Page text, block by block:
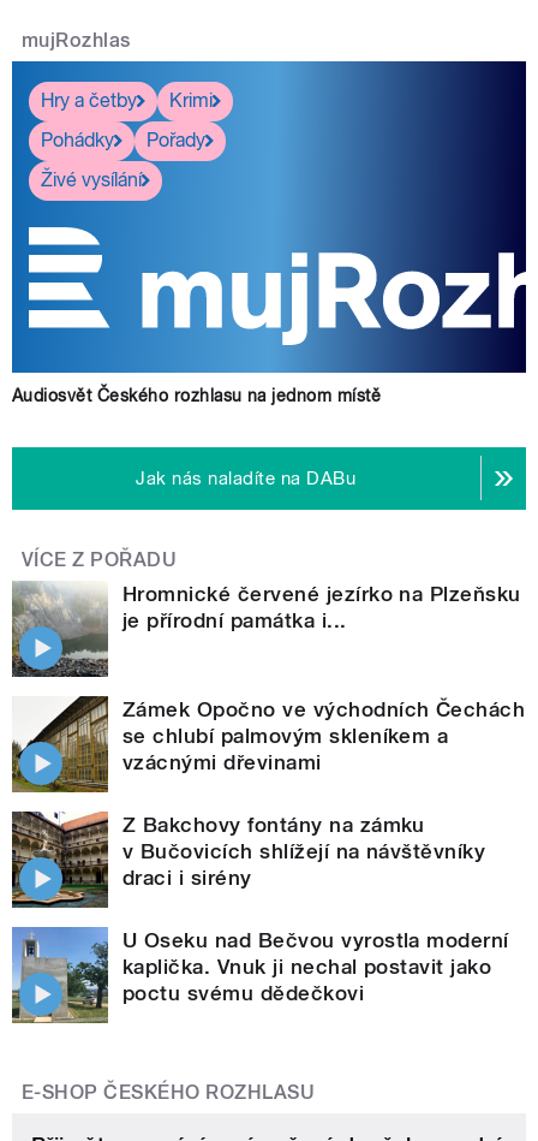
mujRozhlas
Hry a četby
Krimi
Pohádky
Pořady
Živé vysílání
Audiosvět Českého rozhlasu na jednom místě
Jak nás naladíte na DABu
VÍCE Z POŘADU
Hromnické červené jezírko na Plzeňsku
je přírodní památka i...
Zámek Opočno ve východních Čechách
se chlubí palmovým skleníkem a
vzácnými dřevinami
Z Bakchovy fontány na zámku
v Bučovicích shlížejí na návštěvníky
draci i sirény
U Oseku nad Bečvou vyrostla moderní
kaplička. Vnuk ji nechal postavit jako
poctu svému dědečkovi
E-SHOP ČESKÉHO ROZHLASU